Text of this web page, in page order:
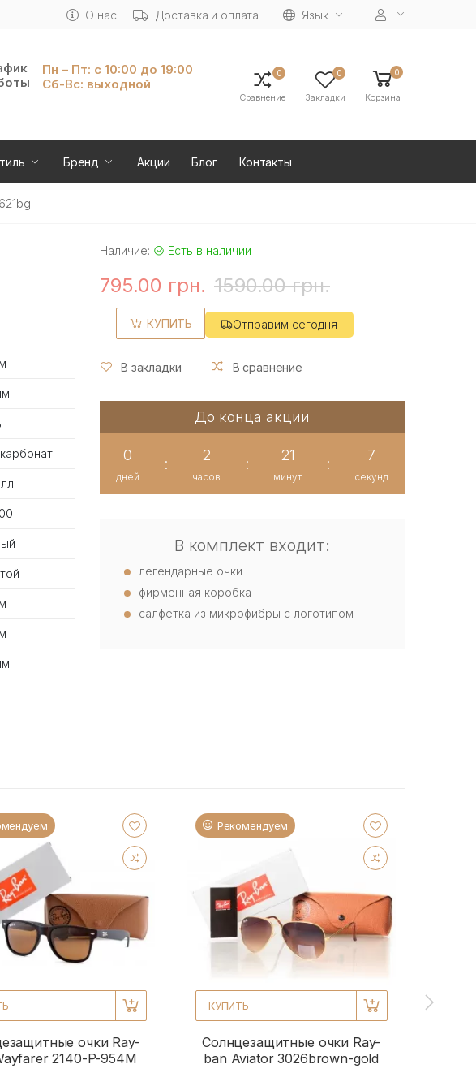
О нас Доставка и оплата Язык
Пн – Пт: с 10:00 до 19:00
Сб-Вс: выходной
0
Сравнение
0
Закладки
0
Корзина
Бренд Акции Блог Контакты
Наличие: Есть в наличии
795.00 грн. 1590.00 грн.
КУПИТЬ Отправим сегодня
В закладки В сравнение
До конца акции
0
дней
:
2
часов
:
21
минут
:
7
секунд
В комплект входит:
легендарные очки
фирменная коробка
салфетка из микрофибры с логотипом
очки Ray-
2140-P-954M
Рекомендуем
КУПИТЬ
Солнцезащитные очки Ray-
ban Aviator 3026brown-gold